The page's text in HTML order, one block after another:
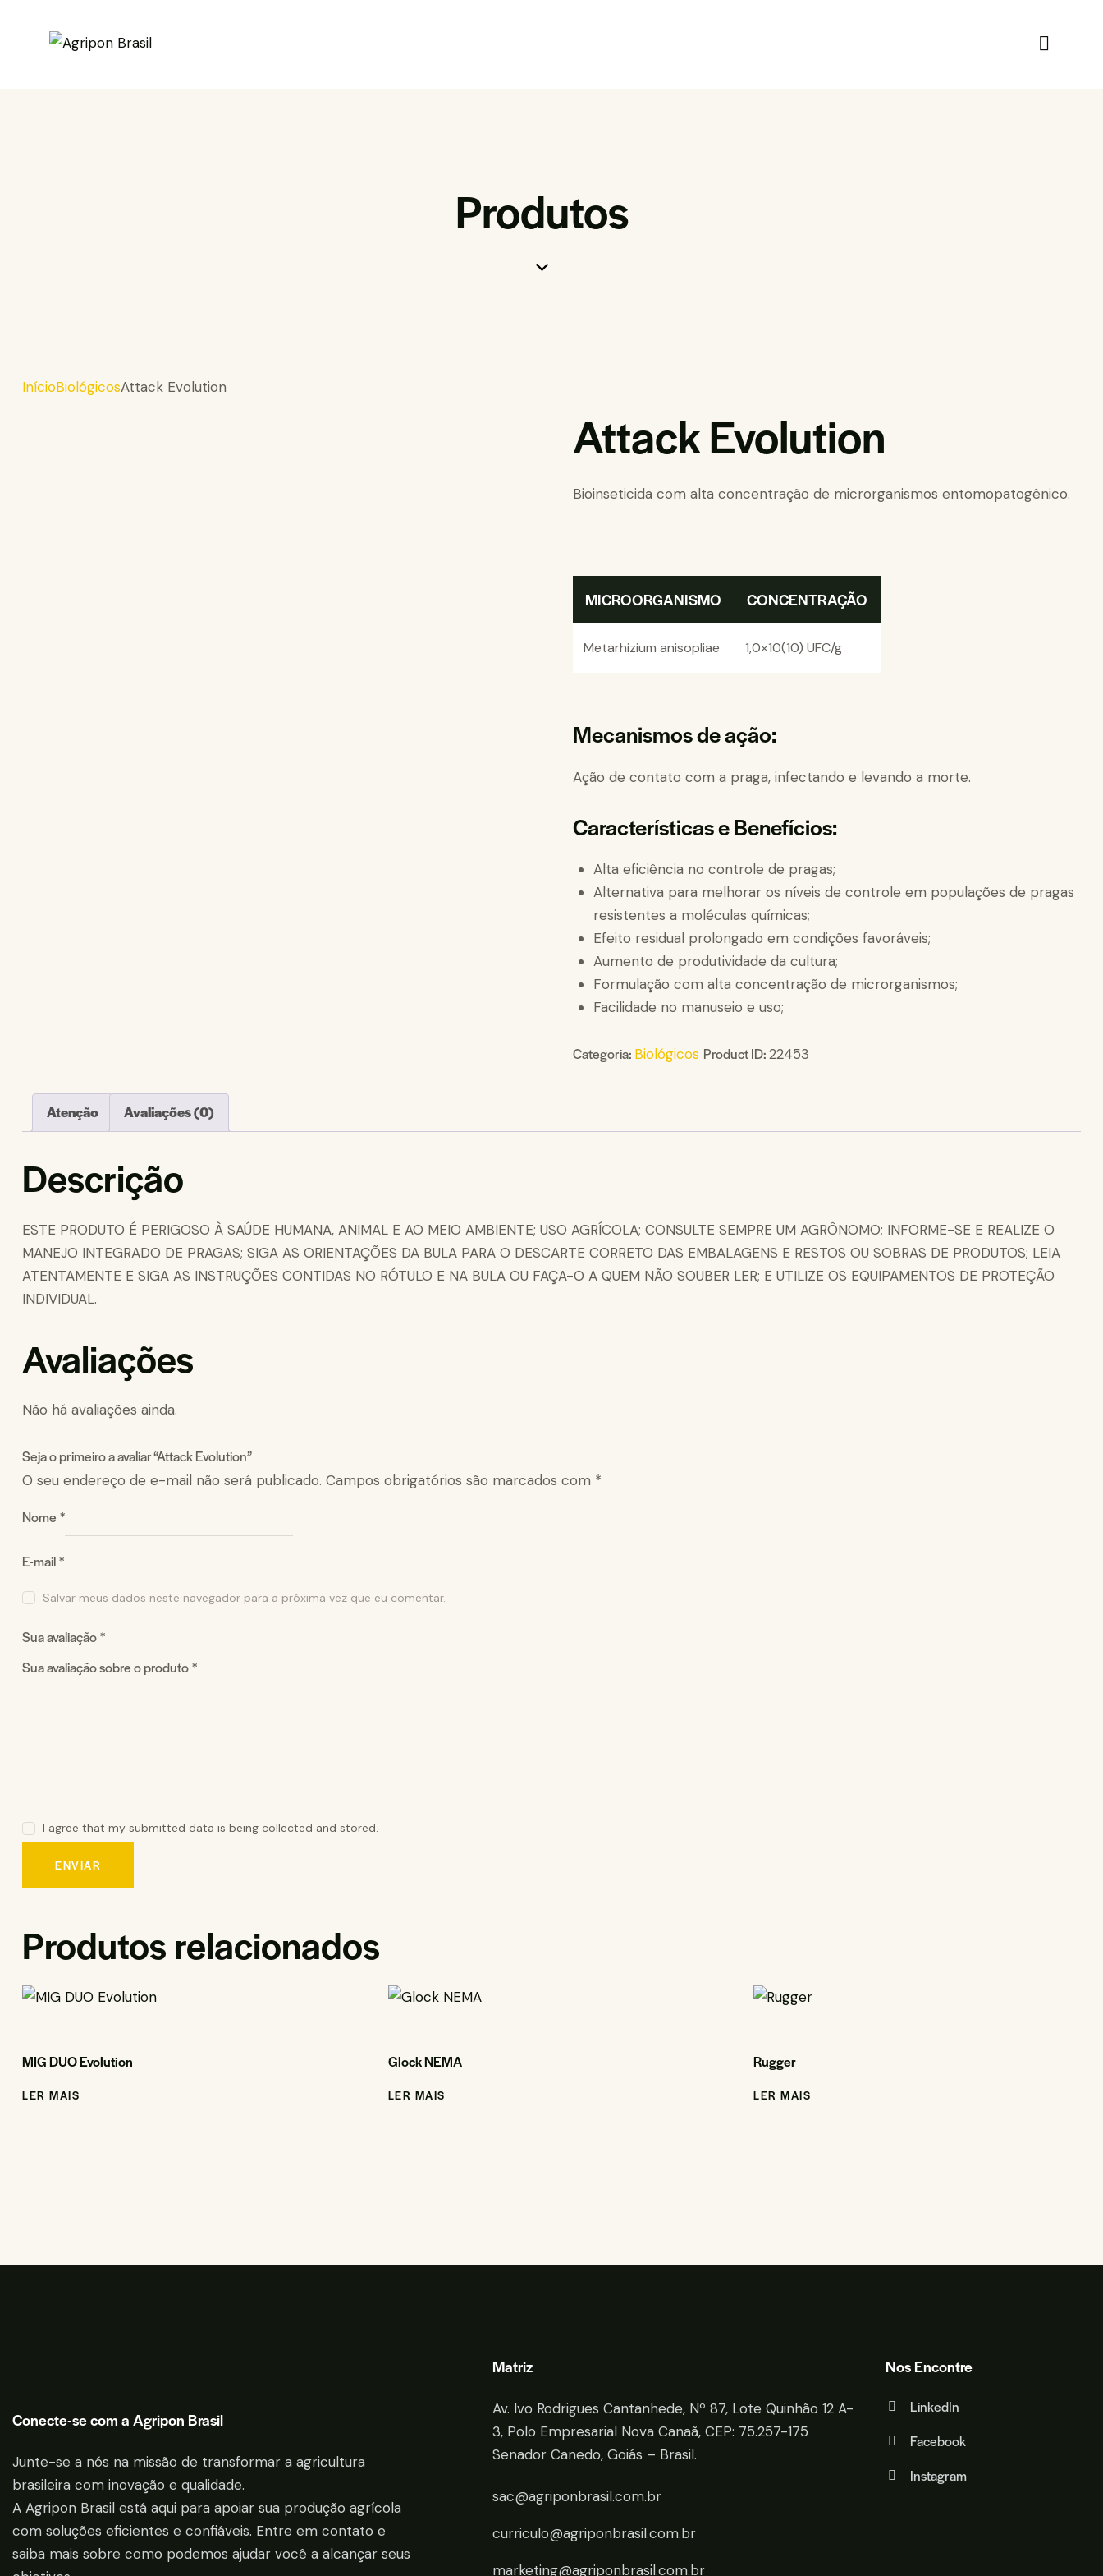
Produtos
InícioBiológicosAttack Evolution
Attack Evolution
Bioinseticida com alta concentração de microrganismos entomopatogênico.
MICROORGANISMO CONCENTRAÇÃO
Metarhizium anisopliae 1,0×10(10) UFC/g
Mecanismos de ação:
Ação de contato com a praga, infectando e levando a morte.
Características e Benefícios:
Alta eficiência no controle de pragas;
Alternativa para melhorar os níveis de controle em populações de pragas
resistentes a moléculas químicas;
Efeito residual prolongado em condições favoráveis;
Aumento de produtividade da cultura;
Formulação com alta concentração de microrganismos;
Facilidade no manuseio e uso;
Categoria: Biológicos Product ID:22453
Atenção Avaliações (0)
Descrição
ESTE PRODUTO É PERIGOSO À SAÚDE HUMANA, ANIMAL E AO MEIO AMBIENTE; USO AGRÍCOLA; CONSULTE SEMPRE UM AGRÔNOMO; INFORME-SE E REALIZE O
MANEJO INTEGRADO DE PRAGAS; SIGA AS ORIENTAÇÕES DA BULA PARA O DESCARTE CORRETO DAS EMBALAGENS E RESTOS OU SOBRAS DE PRODUTOS; LEIA
ATENTAMENTE E SIGA AS INSTRUÇÕES CONTIDAS NO RÓTULO E NA BULA OU FAÇA-O A QUEM NÃO SOUBER LER; E UTILIZE OS EQUIPAMENTOS DE PROTEÇÃO
INDIVIDUAL.
Avaliações
Não há avaliações ainda.
Seja o primeiro a avaliar “Attack Evolution”
O seu endereço de e-mail não será publicado. Campos obrigatórios são marcados com *
Nome *
E-mail*
Salvar meus dados neste navegador para a próxima vez que eu comentar.
Sua avaliação*
Sua avaliação sobre o produto*
I agree that my submitted data is being collected and stored.
Produtos relacionados
MIG DUO Evolution
LER MAIS
Glock NEMA
LER MAIS
Rugger
LER MAIS
Conecte-se com a Agripon Brasil
Junte-se a nós na missão de transformar a agricultura
brasileira com inovação e qualidade.
A Agripon Brasil está aqui para apoiar sua produção agrícola
com soluções eficientes e confiáveis. Entre em contato e
saiba mais sobre como podemos ajudar você a alcançar seus
Matriz
Av. Ivo Rodrigues Cantanhede, Nº 87, Lote Quinhão 12 A-
3, Polo Empresarial Nova Canaã, CEP: 75.257-175
Senador Canedo, Goiás – Brasil.
sac@agriponbrasil.com.br
curriculo@agriponbrasil.com.br
marketing@agriponbrasil.com.br
Nos Encontre
LinkedIn
Facebook
Instagram